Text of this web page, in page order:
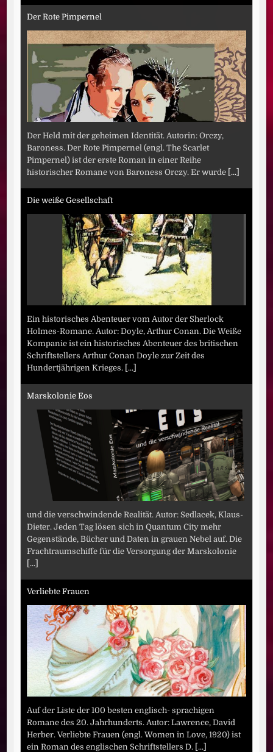
Der Rote Pimpernel
Der Held mit der geheimen Identität. Autorin: Orczy,
Baroness. Der Rote Pimpernel (engl. The Scarlet
Pimpernel) ist der erste Roman in einer Reihe
historischer Romane von Baroness Orczy. Er wurde [...]
Die weiße Gesellschaft
Ein historisches Abenteuer vom Autor der Sherlock
Holmes-Romane. Autor: Doyle, Arthur Conan. Die Weiße
Kompanie ist ein historisches Abenteuer des britischen
Schriftstellers Arthur Conan Doyle zur Zeit des
Hundertjährigen Krieges. [...]
Marskolonie Eos
und die verschwindende Realität. Autor: Sedlacek, Klaus-
Dieter. Jeden Tag lösen sich in Quantum City mehr
Gegenstände, Bücher und Daten in grauen Nebel auf. Die
Frachtraumschiffe für die Versorgung der Marskolonie
[...]
Verliebte Frauen
Auf der Liste der 100 besten englisch- sprachigen
Romane des 20. Jahrhunderts. Autor: Lawrence, David
Herber. Verliebte Frauen (engl. Women in Love, 1920) ist
ein Roman des englischen Schriftstellers D. [...]